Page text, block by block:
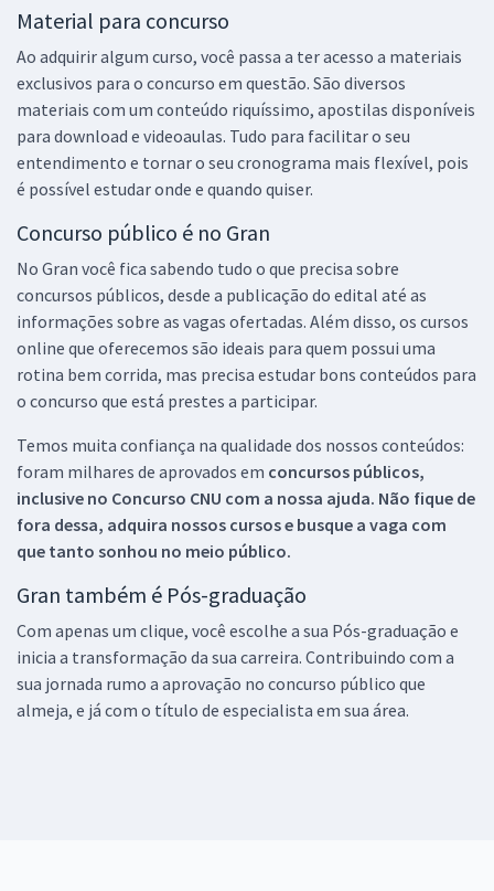
Material para concurso
Ao adquirir algum curso, você passa a ter acesso a materiais
exclusivos para o concurso em questão. São diversos
materiais com um conteúdo riquíssimo, apostilas disponíveis
para download e videoaulas. Tudo para facilitar o seu
entendimento e tornar o seu cronograma mais flexível, pois
é possível estudar onde e quando quiser.
Concurso público é no Gran
No Gran você fica sabendo tudo o que precisa sobre
concursos públicos, desde a publicação do edital até as
informações sobre as vagas ofertadas. Além disso, os cursos
online que oferecemos são ideais para quem possui uma
rotina bem corrida, mas precisa estudar bons conteúdos para
o concurso que está prestes a participar.
Temos muita confiança na qualidade dos nossos conteúdos:
foram milhares de aprovados em concursos públicos,
inclusive no Concurso CNU com a nossa ajuda. Não fique de
fora dessa, adquira nossos cursos e busque a vaga com
que tanto sonhou no meio público.
Gran também é Pós-graduação
Com apenas um clique, você escolhe a sua Pós-graduação e
inicia a transformação da sua carreira. Contribuindo com a
sua jornada rumo a aprovação no concurso público que
almeja, e já com o título de especialista em sua área.